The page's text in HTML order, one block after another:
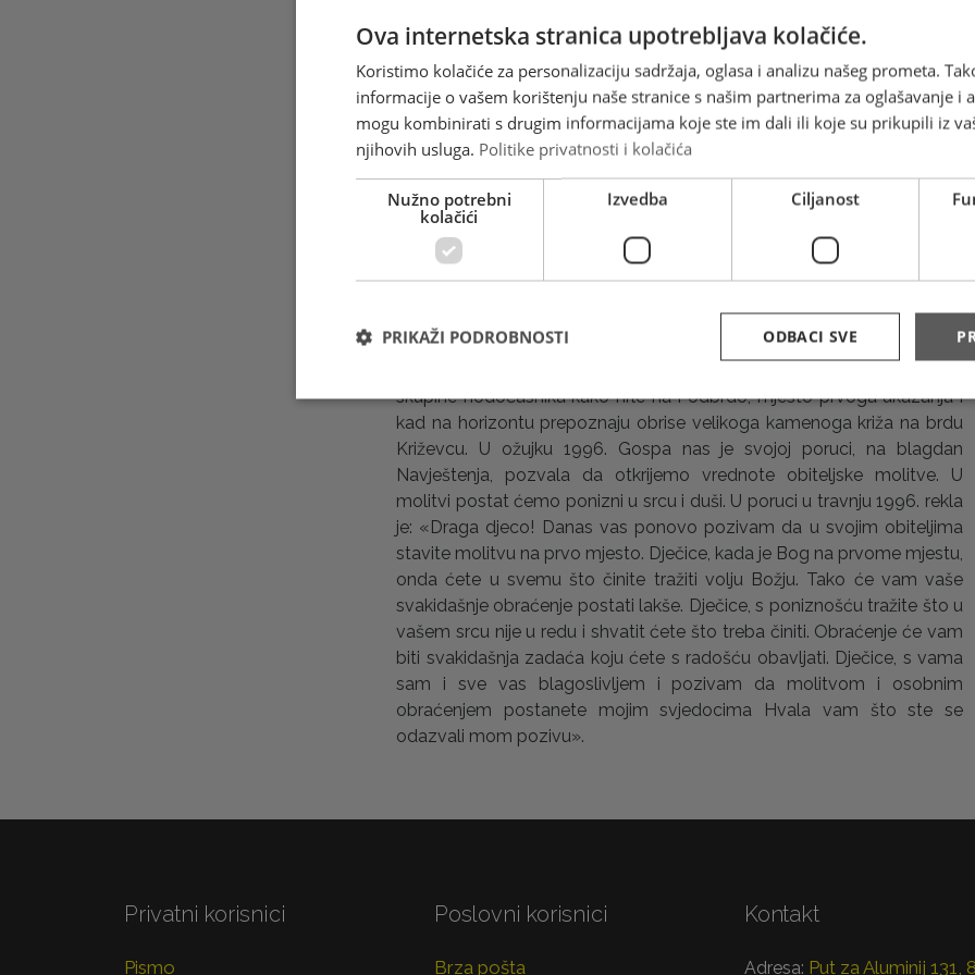
Prošlo je petnaest godina od Gospinih ukazanja u Međugorju. Što nam
je u tom burnom vremenu značilo Međugorje? Kratak odgovor glasio
bi : Istinski izvor prave vjere, molitve, posta, obraćenja i mira. Dosta je
reći da se u maleno selo između gora u kršnoj Hercegovini slilo na
desetke milijuna hodočasnika. Ljude je u Međugorje privukla
tajanstvena «Žena iz vječnosti» - Blažena djevica Marija. Ona je izazov
našem vremenu, našoj žurbi, našoj nestrpljivosti i našoj želji za
materijalnim dobrima. Majka svih ljudi pokazuje čovječanstvu nov život,
upućuje nas na ljubav prema bližnjemu, odvraća nas od mržnje i
mjesto. Tko se jednom napojio u njemu istinske vjere, osjećat će pravu
nostalgiju za tim svetim mjestom. U ljude ulazi sigurnost kada iz daljine
skupine hodočasnika kako hrle na Podbrdo, mjesto prvoga ukazanja i
kad na horizontu prepoznaju obrise velikoga kamenoga križa na brdu
Križevcu. U ožujku 1996. Gospa nas je svojoj poruci, na blagdan
Navještenja, pozvala da otkrijemo vrednote obiteljske molitve. U
molitvi postat ćemo ponizni u srcu i duši. U poruci u travnju 1996. rekla
je: «Draga djeco! Danas vas ponovo pozivam da u svojim obiteljima
stavite molitvu na prvo mjesto. Dječice, kada je Bog na prvome mjestu,
onda ćete u svemu što činite tražiti volju Božju. Tako će vam vaše
svakidašnje obraćenje postati lakše. Dječice, s poniznošću tražite što u
vašem srcu nije u redu i shvatit ćete što treba činiti. Obraćenje će vam
biti svakidašnja zadaća koju ćete s radošću obavljati. Dječice, s vama
sam i sve vas blagoslivljem i pozivam da molitvom i osobnim
obraćenjem postanete mojim svjedocima Hvala vam što ste se
odazvali mom pozivu».
Privatni korisnici
Pismo
Poslovni korisnici
Brza pošta
Kontakt
Adresa: Put za Aluminij 131,
Ova internetska stranica upotrebljava kolačiće.
Koristimo kolačiće za personalizaciju sadržaja, oglasa i analizu našeg prometa.
informacije o vašem korištenju naše stranice s našim partnerima za oglašavanje i
mogu kombinirati s drugim informacijama koje ste im dali ili koje su prikupili iz
njihovih usluga. Politike privatnosti i kolačića
Nužno potrebni
kolačići
Izvedba Ciljanost
ODBACI SVE
PRIKAŽI PODROBNOSTI